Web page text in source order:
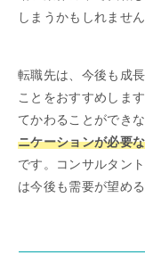
しまうかもしれません
転職先は、今後も成
ことをおすすめしま
てかわることができ
ニケーションが必要
です。コンサルタン
は今後も需要が望め